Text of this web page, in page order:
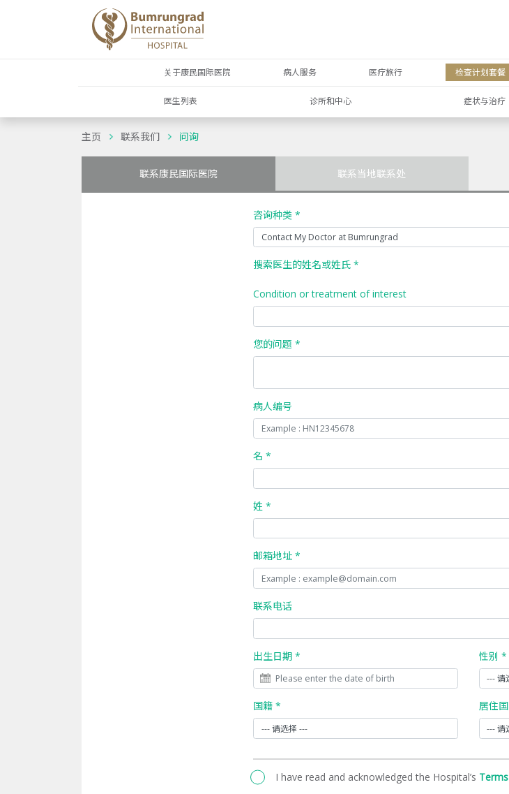
关于康民国际医院 病人服务 医疗旅行 检查计划套餐
医生列表 诊所和中心 症状与治疗
主页 联系我们 问询
联系康民国际医院 联系当地联系处
咨询种类 *
搜索医生的姓名或姓氏 *
Condition or treatment of interest
您的问题 *
病人编号
名 *
姓 *
邮箱地址 *
联系电话
出生日期 * 性别 *
国籍 * 居住
I have read and acknowledged the Hospital’s